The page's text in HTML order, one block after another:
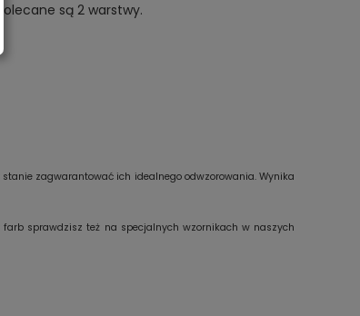
są 2 warstwy.
zagwarantować ich idealnego odwzorowania. Wynika
sprawdzisz też na specjalnych wzornikach w naszych